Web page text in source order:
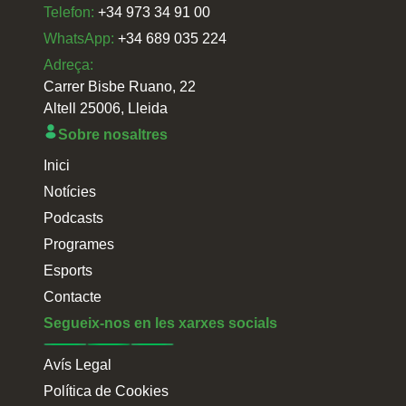
Telefon: +34 973 34 91 00
WhatsApp: +34 689 035 224
Adreça:
Carrer Bisbe Ruano, 22
Altell 25006, Lleida
Sobre nosaltres
Inici
Notícies
Podcasts
Programes
Esports
Contacte
Segueix-nos en les xarxes socials
Avís Legal
Política de Cookies